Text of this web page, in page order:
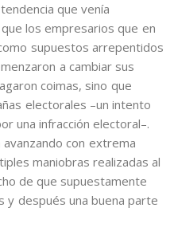
que venía
los empresarios que en
supuestos arrepentidos
a cambiar sus
coimas, sino que
electorales –un intento
una infracción electoral–.
avanzando con extrema
maniobras realizadas al
de que supuestamente
y después una buena parte